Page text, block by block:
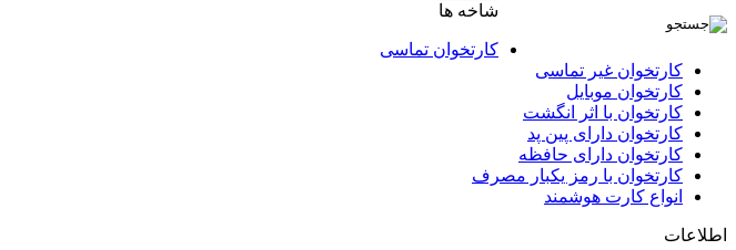
شاخه ها
کارتخوان‌ تماسی
کارتخوان‌ غیر تماسی
کارتخوان موبایل
کارتخوان با اثر انگشت
کارتخوان دارای پین پد
کارتخوان دارای حافظه
کارتخوان با رمز یکبار مصرف
انواع کارت هوشمند
اطلاعات